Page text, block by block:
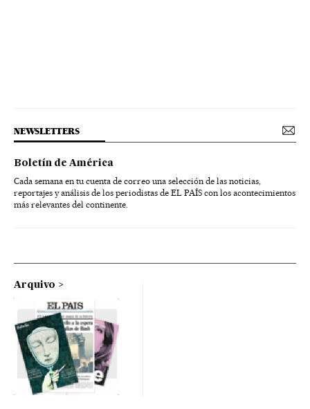
NEWSLETTERS
Boletín de América
Cada semana en tu cuenta de correo una selección de las noticias,
reportajes y análisis de los periodistas de EL PAÍS con los acontecimientos
más relevantes del continente.
Arquivo